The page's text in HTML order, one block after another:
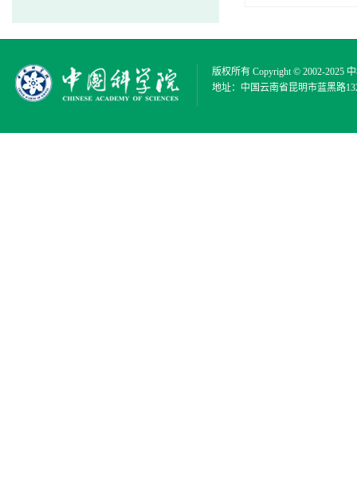
版权所有 Copyright © 2002-2025
地址：中国云南省昆明市蓝黑路